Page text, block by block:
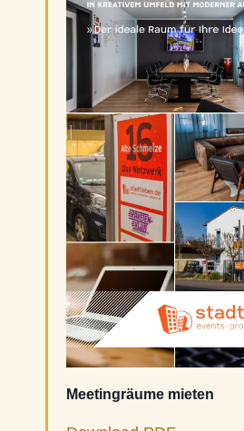
Meetingräume mieten